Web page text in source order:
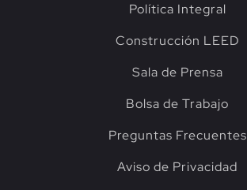
Política Integral
Construcción LEED
Sala de Prensa
Bolsa de Trabajo
Preguntas Frecuentes
Aviso de Privacidad